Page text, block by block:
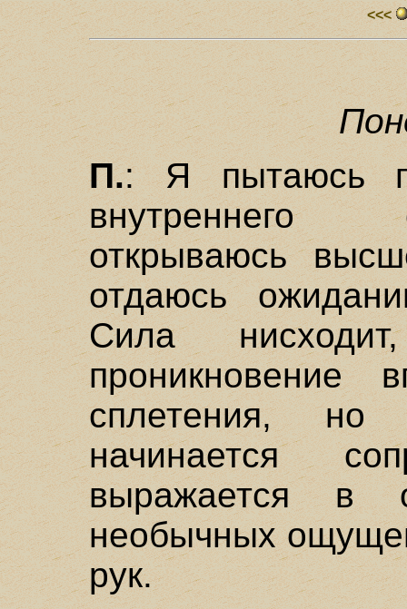
<<<
П.: Я пытаюсь
внутреннего
открываюсь
отдаюсь
Сила
проникновение
сплетения,
начинается
выражается в
необычных
рук.